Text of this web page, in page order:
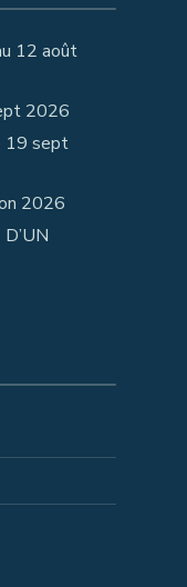
12 août
2026
19 sept
2026